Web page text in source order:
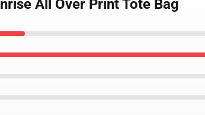
All Over Print Tote Bag